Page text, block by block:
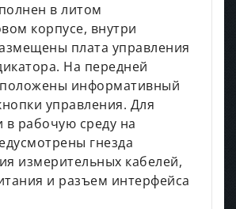
в литом
корпусе, внутри
плата управления
На передней
информативный
управления. Для
в рабочую среду на
гнезда
измерительных кабелей,
и разъем интерфейса